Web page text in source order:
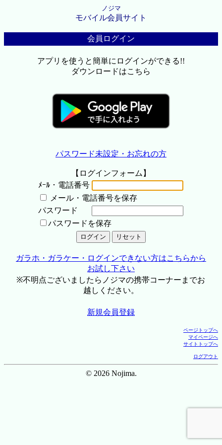
ノジマ
モバイル会員サイト
会員ログイン
アプリを使うと簡単にログインができる!!
ダウンロードはこちら
パスワード未設定・お忘れの方
【ログインフォーム】
ﾒｰﾙ・電話番号
メール・電話番号を保存
パスワード
パスワードを保存
ガラホ・ガラケー・ログインできない方はこちらから
お試し下さい
※不明点ございましたらノジマの携帯コーナーまでお
越しください。
新規会員登録
ページトップへ
マイページへ
サイトトップへ
ログアウト
© 2026 Nojima.